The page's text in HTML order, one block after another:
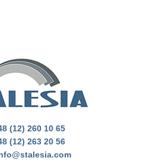
(12) 260 10 65
(12) 263 20 56